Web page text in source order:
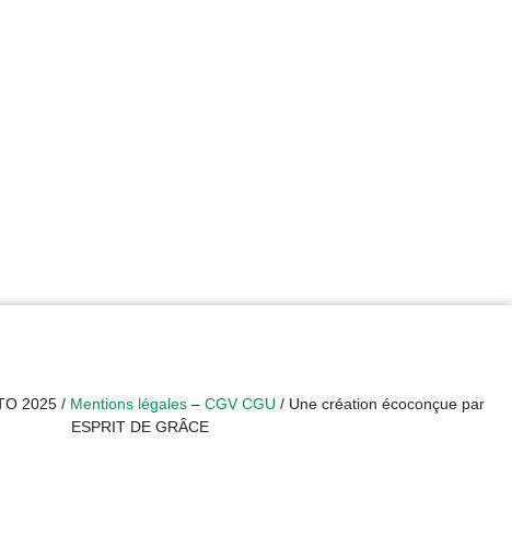
2025 / Mentions légales–CGV CGU / Une création écoconçue par
ESPRIT DE GRÂCE